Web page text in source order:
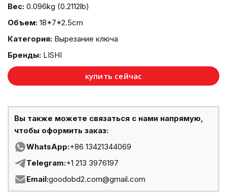
Вес: 0.096kg (0.2112lb)
Объем: 18*7*2.5cm
Категория: Вырезание ключа
Бренды: LISHI
купить сейчас
Вы также можете связаться с нами напрямую,
чтобы оформить заказ:
WhatsApp:+86 13421344069
Telegram:+1 213 3976197
Email:goodobd2.com@gmail.com